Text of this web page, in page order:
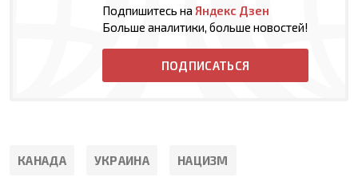
Подпишитесь на Яндекс Дзен
Больше аналитики, больше новостей!
ПОДПИСАТЬСЯ
КАНАДА УКРАИНА НАЦИЗМ